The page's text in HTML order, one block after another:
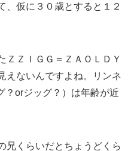
、仮に３０歳とすると１２
ＺＺＩＧＧ＝ＺＡＯＬＤＹ
えないんですよね。リンネ
？orジッグ？）は年齢が近
兄くらいだとちょうどくら